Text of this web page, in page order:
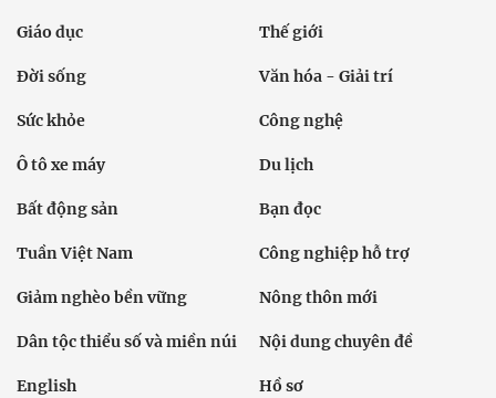
Giáo dục Thế giới
Đời sống Văn hóa - Giải trí
Sức khỏe Công nghệ
Ô tô xe máy Du lịch
Bất động sản Bạn đọc
Tuần Việt Nam Công nghiệp hỗ trợ
Giảm nghèo bền vững Nông thôn mới
Dân tộc thiểu số và miền núi Nội dung chuyên đề
English Hồ sơ